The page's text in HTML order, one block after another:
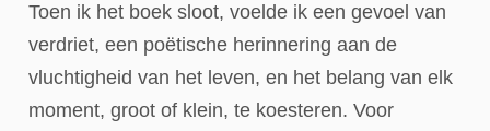
Toen ik het boek sloot, voelde ik een gevoel van
verdriet, een poëtische herinnering aan de
vluchtigheid van het leven, en het belang van elk
moment, groot of klein, te koesteren. Voor